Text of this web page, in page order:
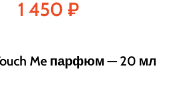
1 450 ₽
Me парфюм — 20 мл